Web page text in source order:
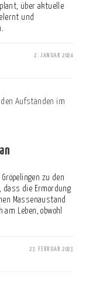
über aktuelle
und
2. JANUAR 2024
zu den
dass die Ermordung
Massenaustand
Leben, obwohl
23. FEBRUAR 2023